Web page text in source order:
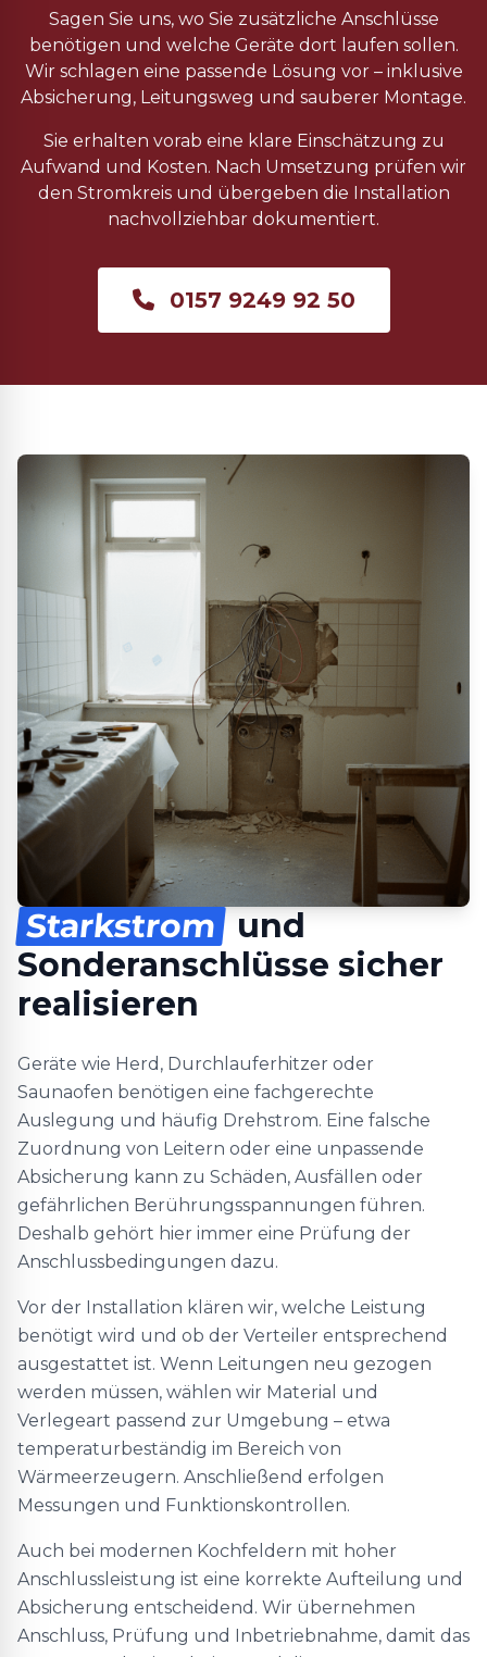
Sagen Sie uns, wo Sie zusätzliche Anschlüsse
benötigen und welche Geräte dort laufen sollen.
Wir schlagen eine passende Lösung vor – inklusive
Absicherung, Leitungsweg und sauberer Montage.
Sie erhalten vorab eine klare Einschätzung zu
Aufwand und Kosten. Nach Umsetzung prüfen wir
den Stromkreis und übergeben die Installation
nachvollziehbar dokumentiert.
0157 9249 92 50
Starkstrom
und
Sonderanschlüsse sicher
realisieren
Geräte wie Herd, Durchlauferhitzer oder
Saunaofen benötigen eine fachgerechte
Auslegung und häufig Drehstrom. Eine falsche
Zuordnung von Leitern oder eine unpassende
Absicherung kann zu Schäden, Ausfällen oder
gefährlichen Berührungsspannungen führen.
Deshalb gehört hier immer eine Prüfung der
Anschlussbedingungen dazu.
Vor der Installation klären wir, welche Leistung
benötigt wird und ob der Verteiler entsprechend
ausgestattet ist. Wenn Leitungen neu gezogen
werden müssen, wählen wir Material und
Verlegeart passend zur Umgebung – etwa
temperaturbeständig im Bereich von
Wärmeerzeugern. Anschließend erfolgen
Messungen und Funktionskontrollen.
Auch bei modernen Kochfeldern mit hoher
Anschlussleistung ist eine korrekte Aufteilung und
Absicherung entscheidend. Wir übernehmen
Anschluss, Prüfung und Inbetriebnahme, damit das